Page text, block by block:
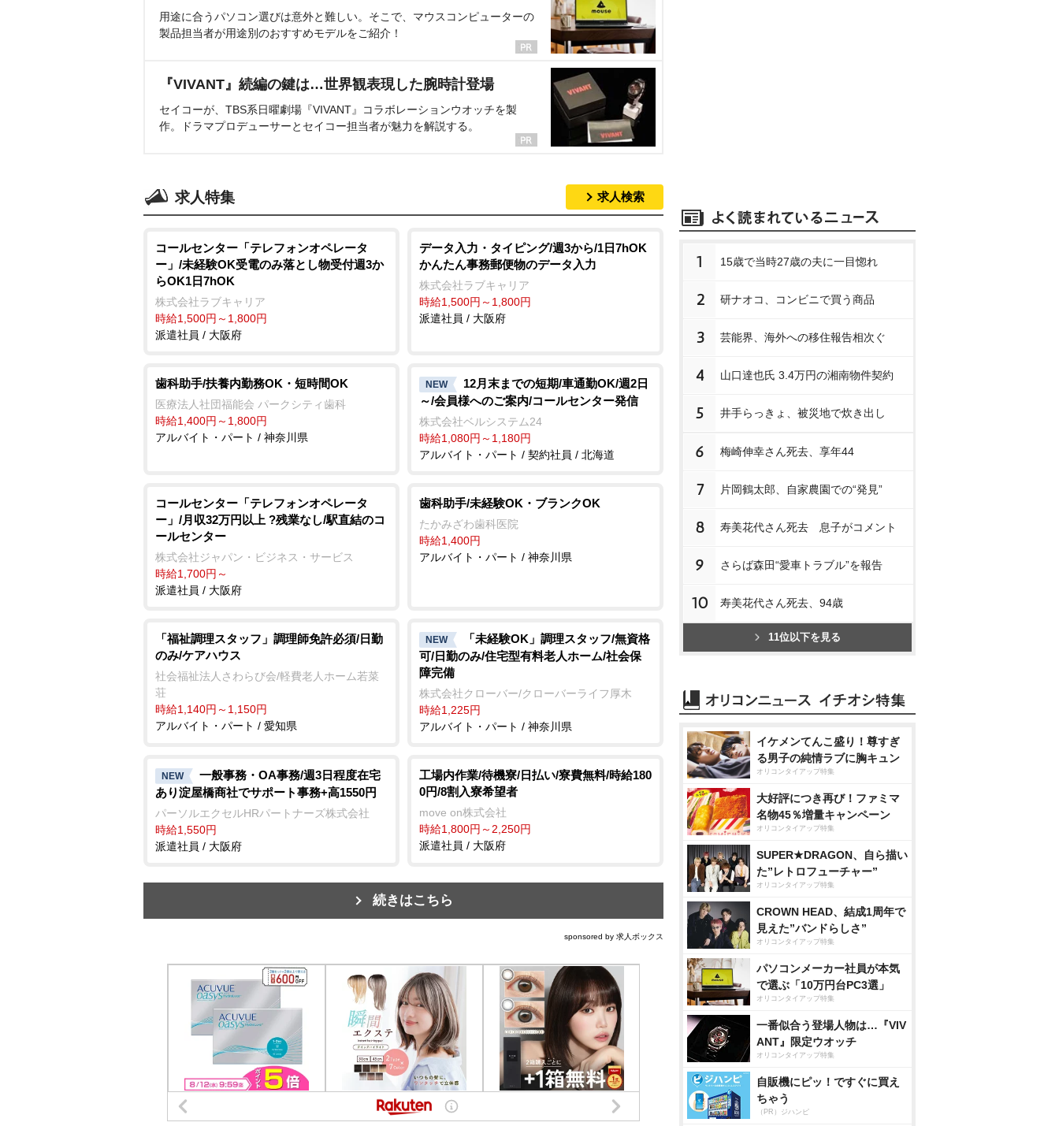
用途に合うパソコン選びは意外と難しい。そこで、マウスコンピューターの
製品担当者が用途別のおすすめモデルをご紹介！
『VIVANT』続編の鍵は…世界観表現した腕時計登場
セイコーが、TBS系日曜劇場『VIVANT』コラボレーションウオッチを製
作。ドラマプロデューサーとセイコー担当者が魅力を解説する。
求人特集 求人検索
コールセンター「テレフォンオペレータ
ー」/未経験OK受電のみ落とし物受付週3か
らOK1日7hOK
株式会社ラブキャリア
時給1,500円～1,800円
派遣社員 / 大阪府
データ入力・タイピング/週3から/1日7hOK
かんたん事務郵便物のデータ入力
株式会社ラブキャリア
時給1,500円～1,800円
派遣社員 / 大阪府
歯科助手/扶養内勤務OK・短時間OK
医療法人社団福能会 パークシティ歯科
時給1,400円～1,800円
アルバイト・パート / 神奈川県
NEW
12月末までの短期/車通勤OK/週2日
～/会員様へのご案内/コールセンター発信
株式会社ベルシステム24
時給1,080円～1,180円
アルバイト・パート / 契約社員 / 北海道
コールセンター「テレフォンオペレータ
ー」/月収32万円以上 ?残業なし/駅直結のコ
ールセンター
株式会社ジャパン・ビジネス・サービス
時給1,700円～
派遣社員 / 大阪府
歯科助手/未経験OK・ブランクOK
たかみざわ歯科医院
時給1,400円
アルバイト・パート / 神奈川県
「福祉調理スタッフ」調理師免許必須/日勤
のみ/ケアハウス
社会福祉法人さわらび会/軽費老人ホーム若菜
荘
時給1,140円～1,150円
アルバイト・パート / 愛知県
NEW
「未経験OK」調理スタッフ/無資格
可/日勤のみ/住宅型有料老人ホーム/社会保
障完備
株式会社クローバー/クローバーライフ厚木
時給1,225円
アルバイト・パート / 神奈川県
NEW
一般事務・OA事務/週3日程度在宅
あり淀屋橋商社でサポート事務+高1550円
パーソルエクセルHRパートナーズ株式会社
時給1,550円
派遣社員 / 大阪府
工場内作業/待機寮/日払い/寮費無料/時給180
0円/8割入寮希望者
move on株式会社
時給1,800円～2,250円
派遣社員 / 大阪府
続きはこちら
sponsored by 求人ボックス
1 15歳で当時27歳の夫に一目惚れ
2 研ナオコ、コンビニで買う商品
3 芸能界、海外への移住報告相次ぐ
4 山口達也氏 3.4万円の湘南物件契約
5 井手らっきょ、被災地で炊き出し
6 梅崎伸幸さん死去、享年44
7 片岡鶴太郎、自家農園での“発見”
8 寿美花代さん死去 息子がコメント
9 さらば森田“愛車トラブル”を報告
10 寿美花代さん死去、94歳
11位以下を見る
イケメンてんこ盛り！尊すぎ
る男子の純情ラブに胸キュン
オリコンタイアップ特集
大好評につき再び！ファミマ
名物45％増量キャンペーン
オリコンタイアップ特集
SUPER★DRAGON、自ら描い
た”レトロフューチャー”
オリコンタイアップ特集
CROWN HEAD、結成1周年で
見えた”バンドらしさ”
オリコンタイアップ特集
パソコンメーカー社員が本気
で選ぶ「10万円台PC3選」
オリコンタイアップ特集
一番似合う登場人物は…『VIV
ANT』限定ウオッチ
オリコンタイアップ特集
自販機にピッ！ですぐに買え
ちゃう
（PR）ジハンピ